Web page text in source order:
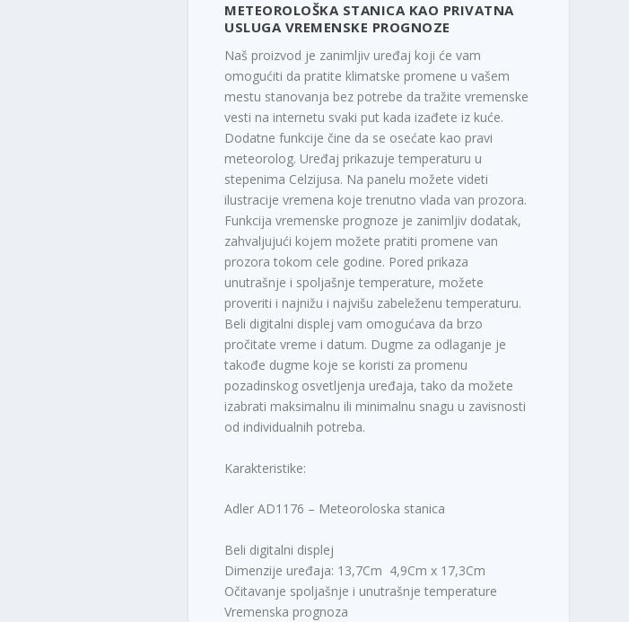
METEOROLOŠKA STANICA KAO PRIVATNA
USLUGA VREMENSKE PROGNOZE
Naš proizvod je zanimljiv uređaj koji će vam
omogućiti da pratite klimatske promene u vašem
mestu stanovanja bez potrebe da tražite vremenske
vesti na internetu svaki put kada izađete iz kuće.
Dodatne funkcije čine da se osećate kao pravi
meteorolog. Uređaj prikazuje temperaturu u
stepenima Celzijusa. Na panelu možete videti
ilustracije vremena koje trenutno vlada van prozora.
Funkcija vremenske prognoze je zanimljiv dodatak,
zahvaljujući kojem možete pratiti promene van
prozora tokom cele godine. Pored prikaza
unutrašnje i spoljašnje temperature, možete
proveriti i najnižu i najvišu zabeleženu temperaturu.
Beli digitalni displej vam omogućava da brzo
pročitate vreme i datum. Dugme za odlaganje je
takođe dugme koje se koristi za promenu
pozadinskog osvetljenja uređaja, tako da možete
izabrati maksimalnu ili minimalnu snagu u zavisnosti
od individualnih potreba.
Karakteristike:
Adler AD1176 – Meteoroloska stanica
Beli digitalni displej
Dimenzije uređaja: 13,7Cm 4,9Cm x 17,3Cm
Očitavanje spoljašnje i unutrašnje temperature
Vremenska prognoza